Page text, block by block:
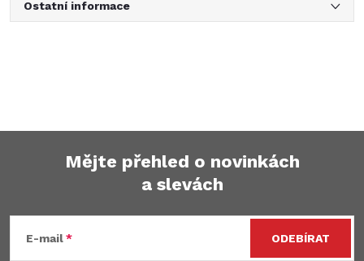
Ostatní informace
Mějte přehled o novinkách
a slevách
E-mail ODEBÍRAT